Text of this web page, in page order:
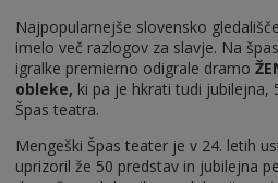
Najpopularnejše slovensko gledališče
imelo več razlogov za slavje. Na
igralke premierno odigrale dramo
obleke, ki pa je hkrati tudi jubilejna,
Špas teatra.
Mengeški Špas teater je v 24. letih
uprizoril že 50 predstav in jubilejna